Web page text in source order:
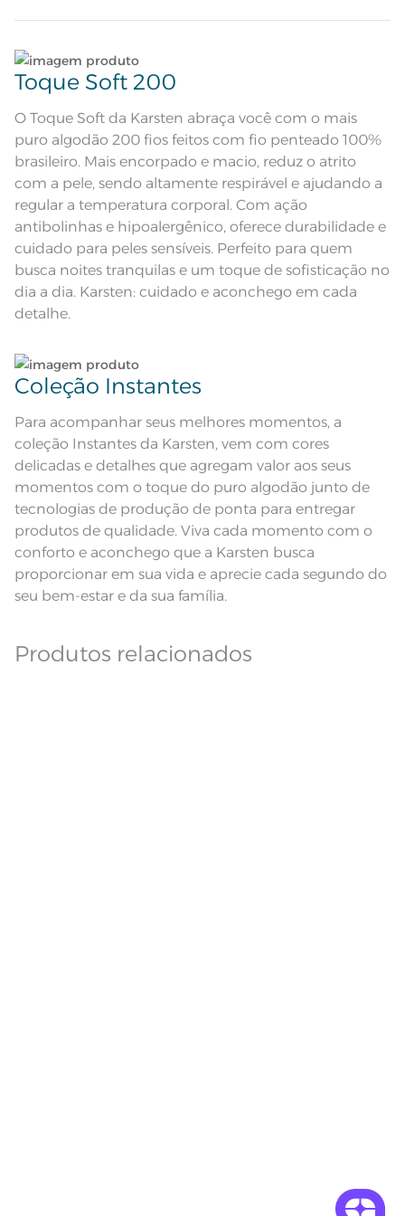
Hipoalergênico
Descrição Visual
Composição 100% Algodão
Tamanho Solteiro
Cor Azul
Itens Inclusos
1 Lençol com Elástico; 1 Sobre
Lençol; 1 Fronha
Medida
Sobre Lençol: 1,80m x 2,50m;
Lençol de Elástico: 1,0m x 2,0m x
35cm; Fronha 50cm x 70cm
Instruções de Lavagem
seco
Observações
Pode haver pequena variação de
cor, de acordo com a configuração
e modelo do monitor ou do
aparelho celular. Consultar a cor
nas especificações técnicas do
produto.
Lave tipos de tecidos distintos separadamente;
Não lave cores claras e cores escuras no mesmo
ciclo;
Lave as peças no ciclo leve, suave ou delicado de
sua lavadora;
Enxágue as peças com bastante água;
Utilize a quantidade mínima de amaciante e sabão;
Leia atentamente as instruções na etiqueta.
Toque Soft 200
O Toque Soft da Karsten abraça você com o mais
puro algodão 200 fios feitos com fio penteado 100%
brasileiro. Mais encorpado e macio, reduz o atrito
com a pele, sendo altamente respirável e ajudando a
regular a temperatura corporal. Com ação
antibolinhas e hipoalergênico, oferece durabilidade e
cuidado para peles sensíveis. Perfeito para quem
busca noites tranquilas e um toque de sofisticação no
dia a dia. Karsten: cuidado e aconchego em cada
detalhe.
Coleção Instantes
Para acompanhar seus melhores momentos, a
coleção Instantes da Karsten, vem com cores
delicadas e detalhes que agregam valor aos seus
momentos com o toque do puro algodão junto de
tecnologias de produção de ponta para entregar
produtos de qualidade. Viva cada momento com o
conforto e aconchego que a Karsten busca
proporcionar em sua vida e aprecie cada segundo do
seu bem-estar e da sua família.
Produtos relacionados